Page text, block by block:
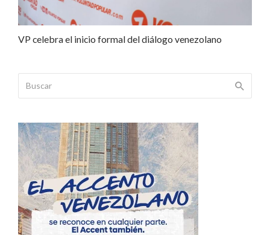
VP celebra el inicio formal del diálogo venezolano